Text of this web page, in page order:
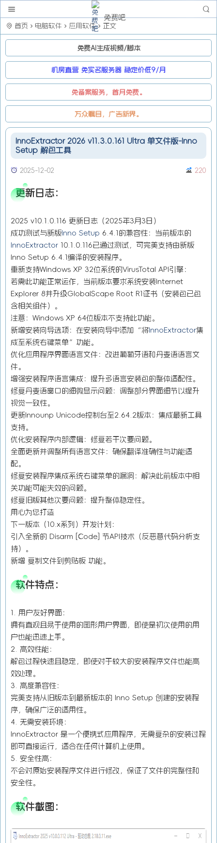
免费吧
首页 电脑软件 应用软件 正文
免费AI生成视频/脚本
机房直营 免实名服务器 稳定价低9/月
免备案服务，首月免费。
万众瞩目，广告新界。
InnoExtractor 2026 v11.3.0.161 Ultra 单文件版-Inno
Setup 解包工具
2025-12-02 220
更新日志：
2025 v10.1.0.116 更新日志（2025年3月3日）
成功测试与新版 Inno Setup 6.4.1的兼容性：当前版本的
InnoExtractor 10.1.0.116已通过测试，可完美支持由新版
Inno Setup 6.4.1编译的安装程序。
重新支持Windows XP 32位系统的VirusTotal API引擎：
若需此功能正常运作，当前版本要求系统安装Internet
Explorer 8并升级GlobalScape Root R1证书（安装包已包
含相关组件）。
注意：Windows XP 64位版本不支持此功能。
新增安装向导选项：在安装向导中添加“将 InnoExtractor集
成至系统右键菜单”功能。
优化应用程序界面语言文件：改进葡萄牙语和丹麦语语言文
件。
增强安装程序语言集成：提升多语言安装包的整体适配性。
修复丹麦语窗口的细微显示问题：调整部分界面细节以提升
视觉一致性。
更新Innounp Unicode控制台至2.64.2版本：集成最新工具
支持。
优化安装程序内部逻辑：修复若干次要问题。
全面更新并调整所有语言文件：确保翻译准确性与功能适
配。
修复安装程序集成系统右键菜单的漏洞：解决此前版本中相
关功能可能失效的问题。
修复旧版其他次要问题：提升整体稳定性。
用心为您打造
下一版本（10.x系列）开发计划：
引入全新的 Disarm [Code] 节API技术（反恶意代码分析支
持）。
新增 复制文件到剪贴板 功能。
软件特点：
1. 用户友好界面：
拥有直观且易于使用的图形用户界面，即使是初次使用的用
户也能迅速上手。
2. 高效性能：
解包过程快速且稳定，即使对于较大的安装程序文件也能高
效处理。
3. 高度兼容性：
完美支持从旧版本到最新版本的 Inno Setup 创建的安装程
序，确保广泛的适用性。
4. 无需安装环境：
InnoExtractor 是一个便携式应用程序，无需复杂的安装过程
即可直接运行，适合在任何计算机上使用。
5. 安全性高：
不会对原始安装程序文件进行修改，保证了文件的完整性和
安全性。
软件截图：